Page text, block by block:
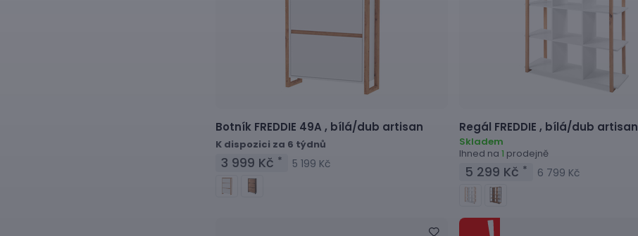
Botník FREDDIE 49A , bílá/dub artisan
K dispozici za 6 týdnů
3 999 Kč * 5 199 Kč
Regál FREDDIE , bílá/dub artisan
Skladem
Ihned na 1 prodejně
5 299 Kč * 6 799 Kč